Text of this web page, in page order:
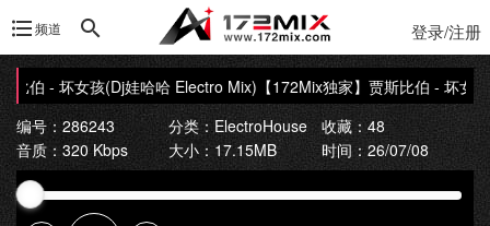
频道 登录/注册
伯 - 坏女孩(Dj娃哈哈 Electro Mix)【172Mix独家】贾斯比伯 - 坏女孩
编号：286243
分类：ElectroHouse
收藏：48
音质：320 Kbps
大小：17.15MB 时间：26/07/08